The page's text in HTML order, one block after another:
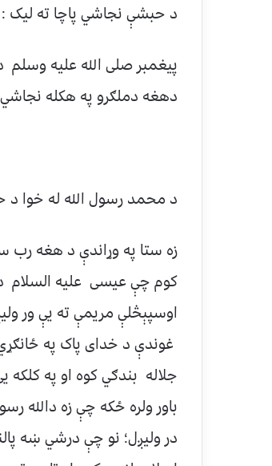
د حبشې نجاشي پاچا ته ليک :
پيغمبر صلی الله عليه
دهغه دملګرو په هکله نجاشي
د محمد رسول الله له خوا
زه ستا په وړاندې د هغه رب
کوم چې عيسى عليه السلام
اوسپېڅلې مريمې ته يې ور
غوندې د خداى پاک په
جلاله بندګي کوه او په کلکه
باور ولره ځکه چې زه دالله
در وليږل؛ نو چې درشي ښه